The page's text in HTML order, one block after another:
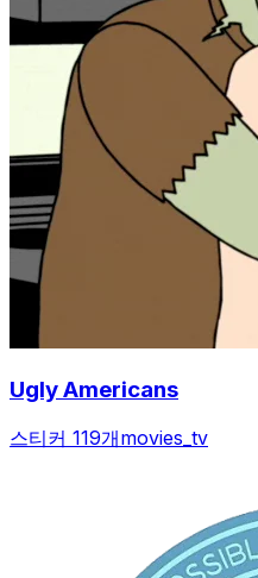
Ugly Americans
스티커 119개movies_tv